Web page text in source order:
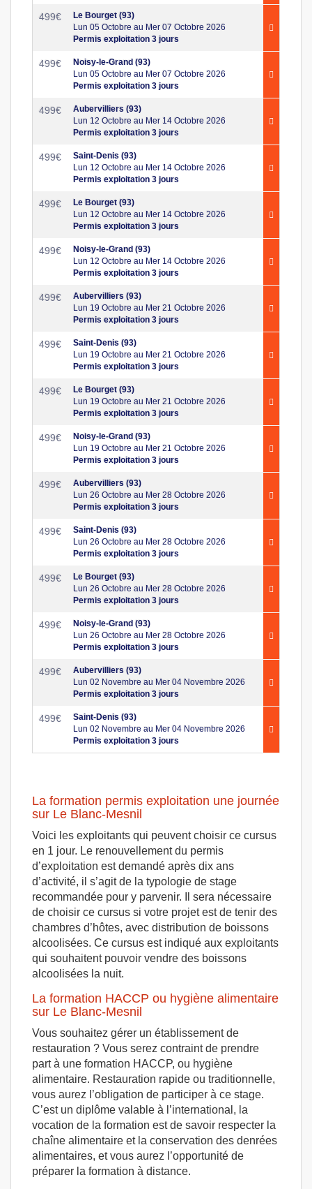
499€
Le Bourget (93)
Lun 05 Octobre au Mer 07 Octobre 2026
Permis exploitation 3 jours
499€
Noisy-le-Grand (93)
Lun 05 Octobre au Mer 07 Octobre 2026
Permis exploitation 3 jours
499€
Aubervilliers (93)
Lun 12 Octobre au Mer 14 Octobre 2026
Permis exploitation 3 jours
499€
Saint-Denis (93)
Lun 12 Octobre au Mer 14 Octobre 2026
Permis exploitation 3 jours
499€
Le Bourget (93)
Lun 12 Octobre au Mer 14 Octobre 2026
Permis exploitation 3 jours
499€
Noisy-le-Grand (93)
Lun 12 Octobre au Mer 14 Octobre 2026
Permis exploitation 3 jours
499€
Aubervilliers (93)
Lun 19 Octobre au Mer 21 Octobre 2026
Permis exploitation 3 jours
499€
Saint-Denis (93)
Lun 19 Octobre au Mer 21 Octobre 2026
Permis exploitation 3 jours
499€
Le Bourget (93)
Lun 19 Octobre au Mer 21 Octobre 2026
Permis exploitation 3 jours
499€
Noisy-le-Grand (93)
Lun 19 Octobre au Mer 21 Octobre 2026
Permis exploitation 3 jours
499€
Aubervilliers (93)
Lun 26 Octobre au Mer 28 Octobre 2026
Permis exploitation 3 jours
499€
Saint-Denis (93)
Lun 26 Octobre au Mer 28 Octobre 2026
Permis exploitation 3 jours
499€
Le Bourget (93)
Lun 26 Octobre au Mer 28 Octobre 2026
Permis exploitation 3 jours
499€
Noisy-le-Grand (93)
Lun 26 Octobre au Mer 28 Octobre 2026
Permis exploitation 3 jours
499€
Aubervilliers (93)
Lun 02 Novembre au Mer 04 Novembre 2026
Permis exploitation 3 jours
499€
Saint-Denis (93)
Lun 02 Novembre au Mer 04 Novembre 2026
Permis exploitation 3 jours
La formation permis exploitation une journée
sur Le Blanc-Mesnil
Voici les exploitants qui peuvent choisir ce cursus
en 1 jour. Le renouvellement du permis
d’exploitation est demandé après dix ans
d’activité, il s’agit de la typologie de stage
recommandée pour y parvenir. Il sera nécessaire
de choisir ce cursus si votre projet est de tenir des
chambres d’hôtes, avec distribution de boissons
alcoolisées. Ce cursus est indiqué aux exploitants
qui souhaitent pouvoir vendre des boissons
alcoolisées la nuit.
La formation HACCP ou hygiène alimentaire
sur Le Blanc-Mesnil
Vous souhaitez gérer un établissement de
restauration ? Vous serez contraint de prendre
part à une formation HACCP, ou hygiène
alimentaire. Restauration rapide ou traditionnelle,
vous aurez l’obligation de participer à ce stage.
C’est un diplôme valable à l’international, la
vocation de la formation est de savoir respecter la
chaîne alimentaire et la conservation des denrées
alimentaires, et vous aurez l’opportunité de
préparer la formation à distance.